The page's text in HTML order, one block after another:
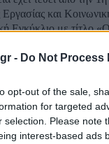
- Do Not Process
opt-out of the sale,
for targeted
selection. Please note
interest-based ads
και
Εγκύκλιο με τίτλο
έβαλαν